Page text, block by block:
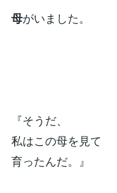
母がいました。
『そうだ、
私はこの母を見て
育ったんだ。』